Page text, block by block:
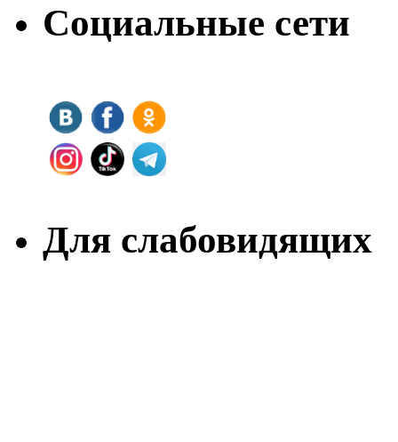
Социальные сети
Для слабовидящих